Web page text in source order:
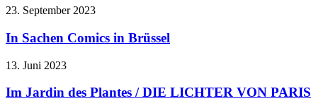
23. September 2023
In Sachen Comics in Brüssel
13. Juni 2023
Im Jardin des Plantes / DIE LICHTER VON PARIS